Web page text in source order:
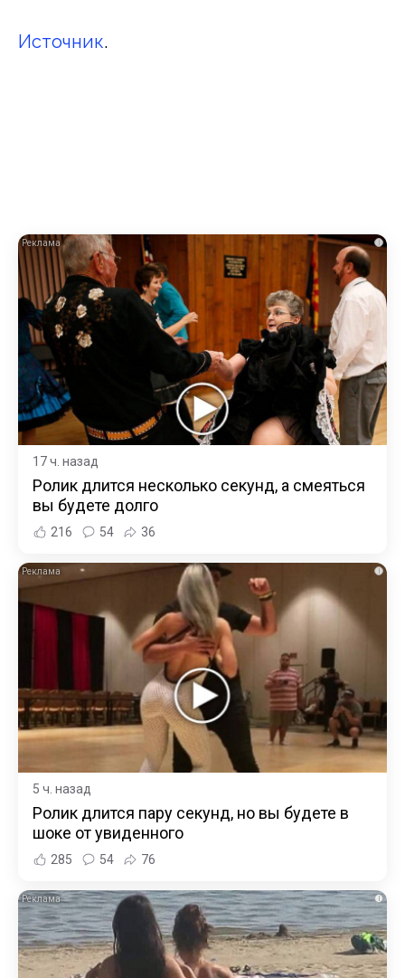
Источник.
i
17 ч. назад
Ролик длится несколько секунд, а смеяться
вы будете долго
216 54 36
i
5 ч. назад
Ролик длится пару секунд, но вы будете в
шоке от увиденного
285 54 76
i